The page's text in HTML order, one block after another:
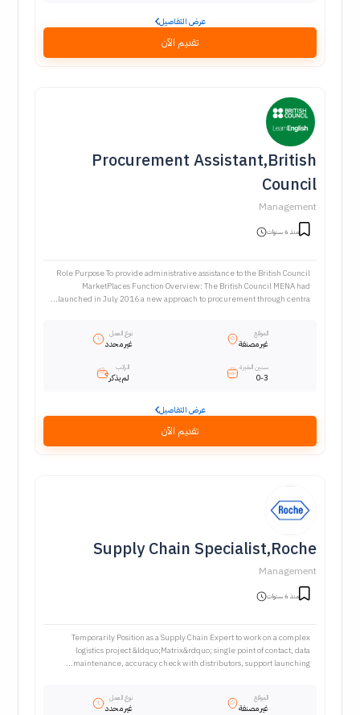
عرض التفاصيل
تقديم الآن
Procurement Assistant,British
Council
Management
منذ 6 سنوات
Role Purpose To provide administrative assistance to the British Council
MarketPlaces Function Overview: The British Council MENA had
launched in July 2016 a new approach to procurement through centra...
الموقع
غير مصنفة
نوع العمل
غير محدد
سنين الخبرة
0-3
الراتب
لم يذكر
عرض التفاصيل
تقديم الآن
Supply Chain Specialist,Roche
Management
منذ 6 سنوات
Temporarily Position as a Supply Chain Expert to work on a complex
logistics project &ldquo;Matrix&rdquo; single point of contact, data
maintenance, accuracy check with distributors, support launching...
الموقع
غير مصنفة
نوع العمل
غير محدد